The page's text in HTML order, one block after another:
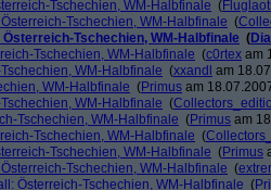
Tschechien, WM-Halbfinale (
Tschechien, WM-Halbfinale (
Österreich-Tschechien, WM-Halbfinale (
Tschechien, WM-Halbfinale (c0rtex am
WM-Halbfinale (xxandl am
WM-Halbfinale (Primus am
WM-Halbfinale (
Tschechien, WM-Halbfinale (Primus am
Tschechien, WM-Halbfinale (
Tschechien, WM-Halbfinale (Primus
Tschechien, WM-Halbfinale (
Österreich-Tschechien, WM-Halbfinale (